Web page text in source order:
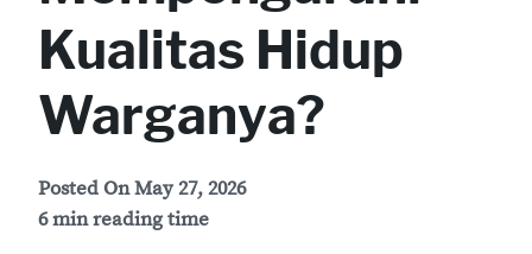
Kualitas Hidup
Warganya?
Posted OnMay 27, 2026
6 min reading time